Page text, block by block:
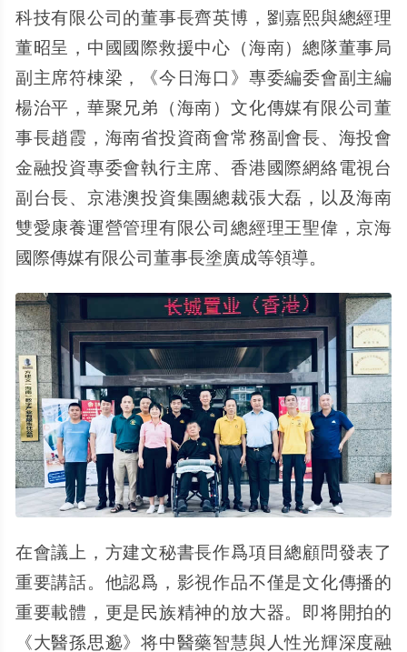
科技有限公司的董事長齊英博，劉嘉熙與總經理
董昭呈，中國國際救援中心（海南）總隊董事局
副主席符棟梁，《今日海口》專委編委會副主編
楊治平，華聚兄弟（海南）文化傳媒有限公司董
事長趙霞，海南省投資商會常務副會長、海投會
金融投資專委會執行主席、香港國際網絡電視台
副台長、京港澳投資集團總裁張大磊，以及海南
雙愛康養運營管理有限公司總經理王聖偉，京海
國際傳媒有限公司董事長塗廣成等領導。
在會議上，方建文秘書長作爲項目總顧問發表了
重要講話。他認爲，影視作品不僅是文化傳播的
重要載體，更是民族精神的放大器。即将開拍的
《大醫孫思邈》将中醫藥智慧與人性光輝深度融